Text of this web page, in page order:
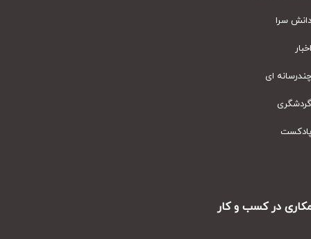
سرا
ای
در کسب و کار